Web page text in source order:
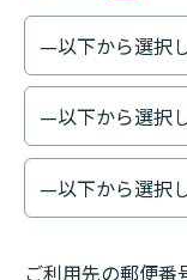
ご利用先の郵便番